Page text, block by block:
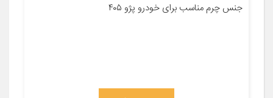
جنس چرم مناسب برای خودرو پژو ۴۰۵